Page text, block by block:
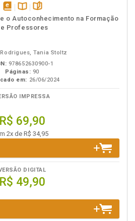
disponível
em
Disponível
na
páginas
o Autoconhecimento na Formação
Professores
Tania Stoltz
978652630900-1
Páginas: 90
em: 26/06/2024
IMPRESSA
R$ 69,90
2x de R$ 34,95
DIGITAL
R$ 49,90